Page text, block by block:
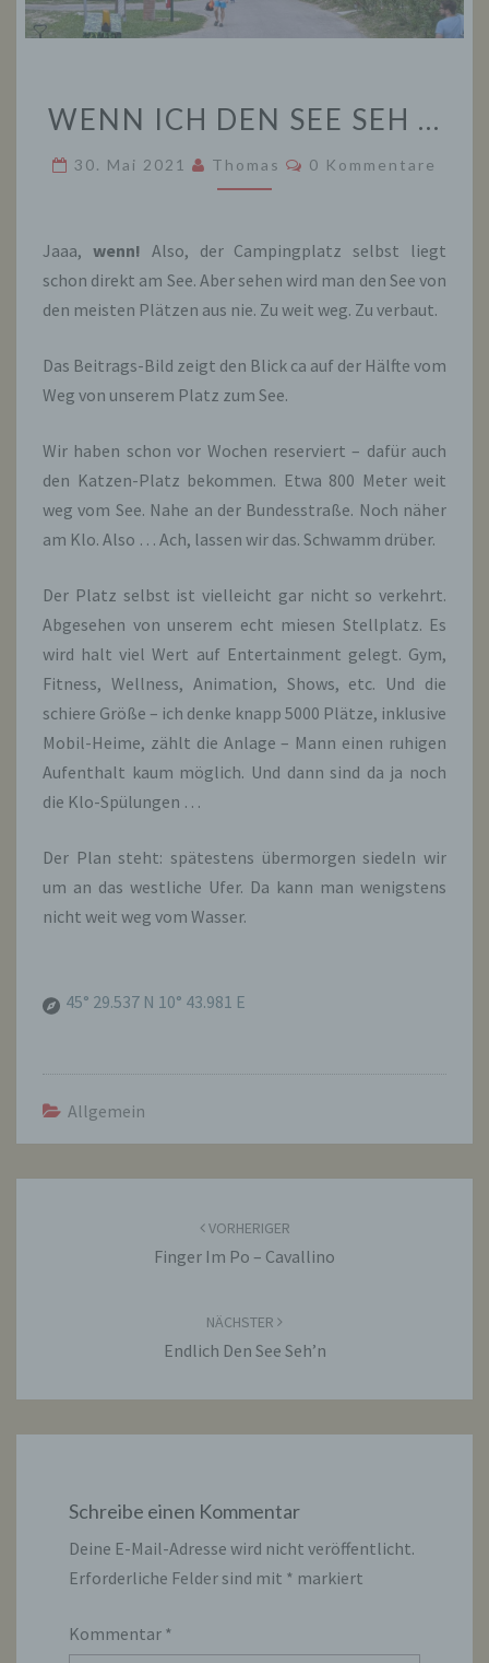
ICH
SEE
WENN ICH DEN SEE SEH …
30. Mai 2021 Thomas Kommentare
0 Kommentare
Jaaa, wenn! Also, der Campingplatz selbst liegt
schon direkt am See. Aber sehen wird man den See von
den meisten Plätzen aus nie. Zu weit weg. Zu verbaut.
Das Beitrags-Bild zeigt den Blick ca auf der Hälfte vom
Weg von unserem Platz zum See.
Wir haben schon vor Wochen reserviert – dafür auch
den Katzen-Platz bekommen. Etwa 800 Meter weit
weg vom See. Nahe an der Bundesstraße. Noch näher
am Klo. Also … Ach, lassen wir das. Schwamm drüber.
Der Platz selbst ist vielleicht gar nicht so verkehrt.
Abgesehen von unserem echt miesen Stellplatz. Es
wird halt viel Wert auf Entertainment gelegt. Gym,
Fitness, Wellness, Animation, Shows, etc. Und die
schiere Größe – ich denke knapp 5000 Plätze, inklusive
Mobil-Heime, zählt die Anlage – Mann einen ruhigen
Aufenthalt kaum möglich. Und dann sind da ja noch
die Klo-Spülungen …
Der Plan steht: spätestens übermorgen siedeln wir
um an das westliche Ufer. Da kann man wenigstens
nicht weit weg vom Wasser.
45° 29.537 N 10° 43.981 E
Allgemein
VORHERIGER
Finger Im Po – Cavallino
NÄCHSTER
Endlich Den See Seh’n
Schreibe einen Kommentar
Deine E-Mail-Adresse wird nicht veröffentlicht.
Erforderliche Felder sind mit * markiert
Kommentar *